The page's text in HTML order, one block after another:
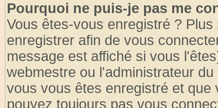
Pourquoi ne puis-je pas me
Vous êtes-vous enregistré ?
enregistrer afin de vous
message est affiché si vous
webmestre ou l'administrateur
vous vous êtes enregistré et
pouvez toujours pas vous